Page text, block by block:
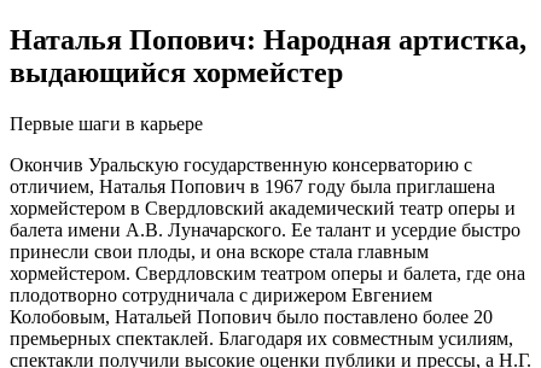
Наталья Попович: Народная артистка,
выдающийся хормейстер
Первые шаги в карьере
Окончив Уральскую государственную консерваторию с
отличием, Наталья Попович в 1967 году была приглашена
хормейстером в Свердловский академический театр оперы и
балета имени А.В. Луначарского. Ее талант и усердие быстро
принесли свои плоды, и она вскоре стала главным
хормейстером. Свердловским театром оперы и балета, где она
плодотворно сотрудничала с дирижером Евгением
Колобовым, Натальей Попович было поставлено более 20
премьерных спектаклей. Благодаря их совместным усилиям,
спектакли получили высокие оценки публики и прессы, а Н.Г.